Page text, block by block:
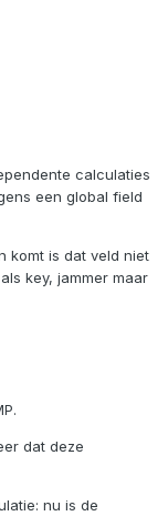
calculaties
een global field
komt is dat veld niet
key, jammer maar
dat deze
nu is de